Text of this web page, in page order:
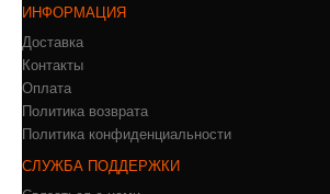
ИНФОРМАЦИЯ
Доставка
Контакты
Оплата
Политика возврата
Политика конфиденциальности
СЛУЖБА ПОДДЕРЖКИ